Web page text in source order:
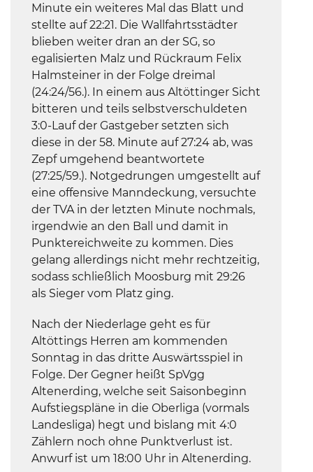
Minute ein weiteres Mal das Blatt und
stellte auf 22:21. Die Wallfahrtsstädter
blieben weiter dran an der SG, so
egalisierten Malz und Rückraum Felix
Halmsteiner in der Folge dreimal
(24:24/56.). In einem aus Altöttinger Sicht
bitteren und teils selbstverschuldeten
3:0-Lauf der Gastgeber setzten sich
diese in der 58. Minute auf 27:24 ab, was
Zepf umgehend beantwortete
(27:25/59.). Notgedrungen umgestellt auf
eine offensive Manndeckung, versuchte
der TVA in der letzten Minute nochmals,
irgendwie an den Ball und damit in
Punktereichweite zu kommen. Dies
gelang allerdings nicht mehr rechtzeitig,
sodass schließlich Moosburg mit 29:26
als Sieger vom Platz ging.
Nach der Niederlage geht es für
Altöttings Herren am kommenden
Sonntag in das dritte Auswärtsspiel in
Folge. Der Gegner heißt SpVgg
Altenerding, welche seit Saisonbeginn
Aufstiegspläne in die Oberliga (vormals
Landesliga) hegt und bislang mit 4:0
Zählern noch ohne Punktverlust ist.
Anwurf ist um 18:00 Uhr in Altenerding.